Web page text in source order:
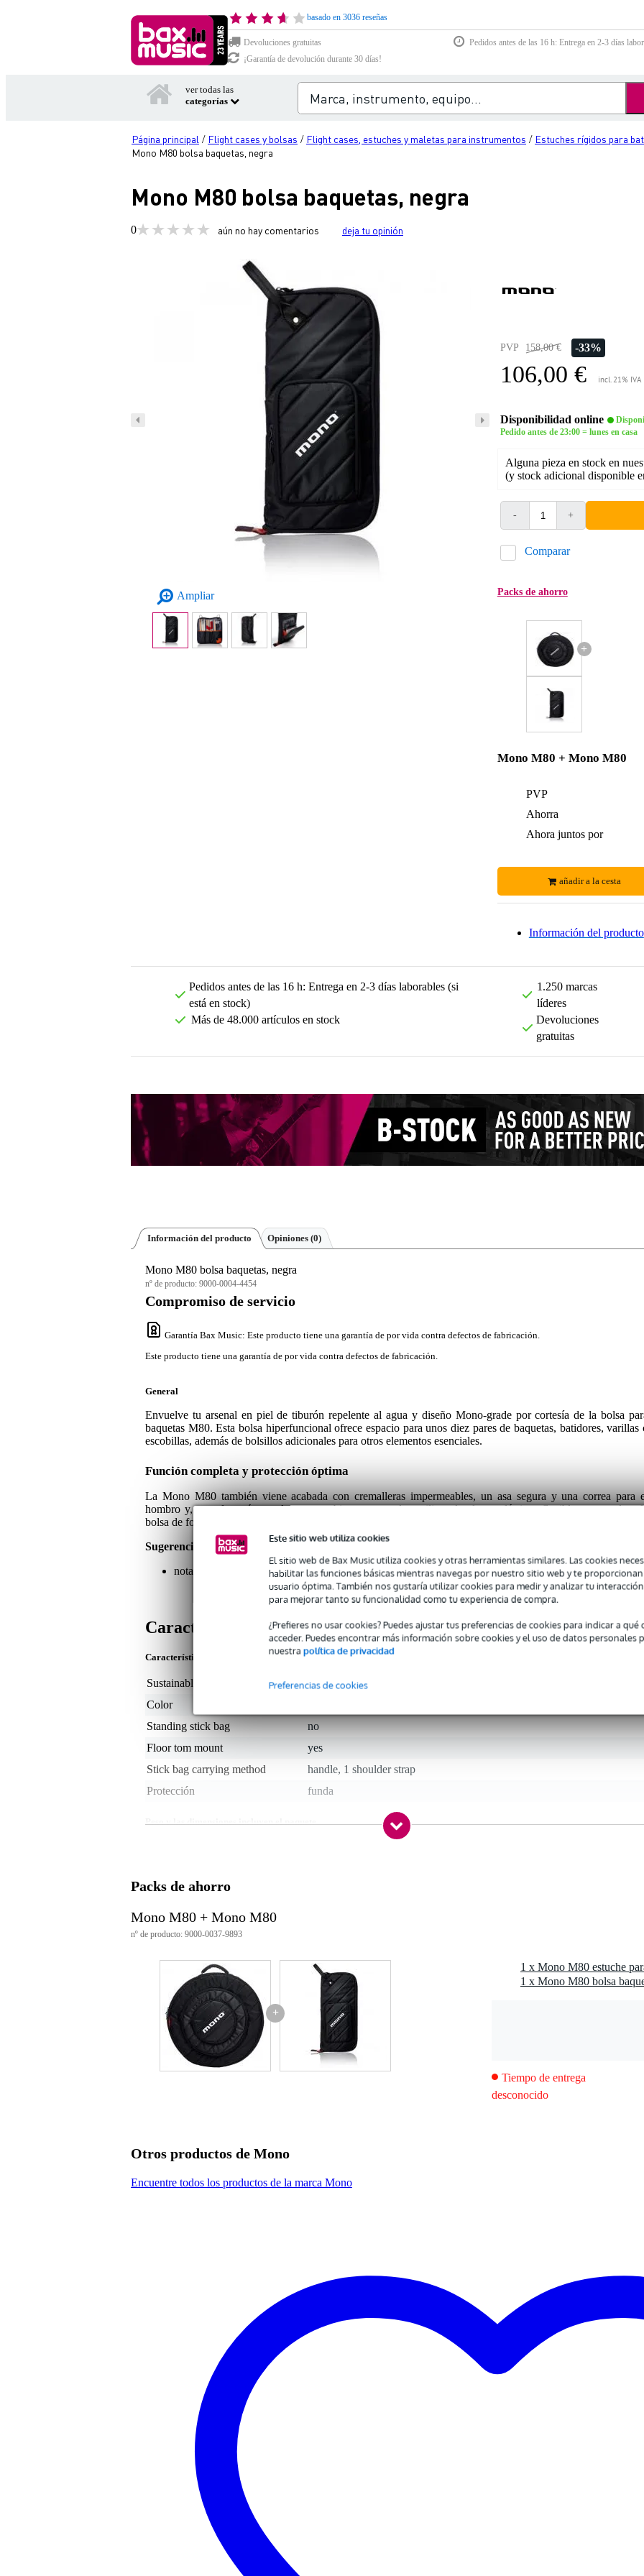
Este sitio web utiliza cookies
El sitio web de Bax Music utiliza cookies y otras herramientas similares. Las cookies
habilitar las funciones básicas mientras navegas por nuestro sitio web y te
usuario óptima. También nos gustaría utilizar cookies para medir y analizar tu
para mejorar tanto su funcionalidad como tu experiencia de compra.
¿Prefieres no usar cookies? Puedes ajustar tus preferencias de cookies para indicar a
acceder. Puedes encontrar más información sobre cookies y el uso de datos personales
nuestra política de privacidad
Preferencias de cookies
basado en 3036 reseñas
Devoluciones gratuitas
Pedidos antes de las 16 h: Entrega en 2-3 días
¡Garantía de devolución durante 30 días!
ver todas las
categorías
Página principal / Flight cases y bolsas / Flight cases, estuches y maletas para instrumentos / Estuches rígidos para
Mono M80 bolsa baquetas, negra
Mono M80 bolsa baquetas, negra
0 aún no hay comentarios deja tu opinión
Ampliar
PVP 158,00 € -33%
106,00 € incl. 21% IVA
Disponibilidad online
Pedido antes de 23:00 = lunes en casa
Alguna pieza en stock en
(y stock adicional disponible
- +
Comparar
Packs de ahorro
+
Mono M80 + Mono M80
PVP
Ahorra
Ahora juntos por
añadir a la cesta
Información del producto
Pedidos antes de las 16 h: Entrega en 2-3 días laborables (si
está en stock)
Más de 48.000 artículos en stock
1.250 marcas
líderes
Devoluciones
gratuitas
Información del producto Opiniones (0)
Mono M80 bolsa baquetas, negra
nº de producto: 9000-0004-4454
Compromiso de servicio
Garantía Bax Music: Este producto tiene una garantía de por vida contra defectos de fabricación.
Este producto tiene una garantía de por vida contra defectos de fabricación.
General
Envuelve tu arsenal en piel de tiburón repelente al agua y diseño Mono-grade por cortesía de la bolsa
baquetas M80. Esta bolsa hiperfuncional ofrece espacio para unos diez pares de baquetas, batidores, varillas
escobillas, además de bolsillos adicionales para otros elementos esenciales.
Función completa y protección óptima
La Mono M80 también viene acabada con cremalleras impermeables, un asa segura y una correa para
hombro y, cuando está completamente abierta, se pueden utilizar dos lazos elásticos flexibles para colgar
bolsa de forma segura de tu kit y tener todo al alcance de la mano.
Sugerencias o comentarios sobre este producto
nota: baquetas no incluidas
Características
Características del producto
Sustainable product
not specified
Color
Standing stick bag
no
Floor tom mount
yes
Stick bag carrying method
handle, 1 shoulder strap
Protección
funda
Peso y las dimensiones incluyen el paquete
Bolsa para baquetas Mono M80
apta para baquetas, mazas, varillas y otros accesorios
adecuado para al menos 10 pares de baquetas
material Sharkskin impermeable con cremalleras impermeables
práctico bolsillo frontal para herramientas
asa situada en la parte superior
cordones elásticos especiales para colgar la bolsa de la batería
se puede llevar a la espalda mediante la correa para el hombro
adecuado para baquetas de hasta 17,25 pulgadas de largo
anchura de la bolsa: 5 pulgadas
grosor de la bolsa: 1 pulgada
Packs de ahorro
Mono M80 + Mono M80
nº de producto: 9000-0037-9893
+
1 x Mono M80 estuche
1 x Mono M80 bolsa
Tiempo de entrega
desconocido
Otros productos de Mono
Encuentre todos los productos de la marca Mono